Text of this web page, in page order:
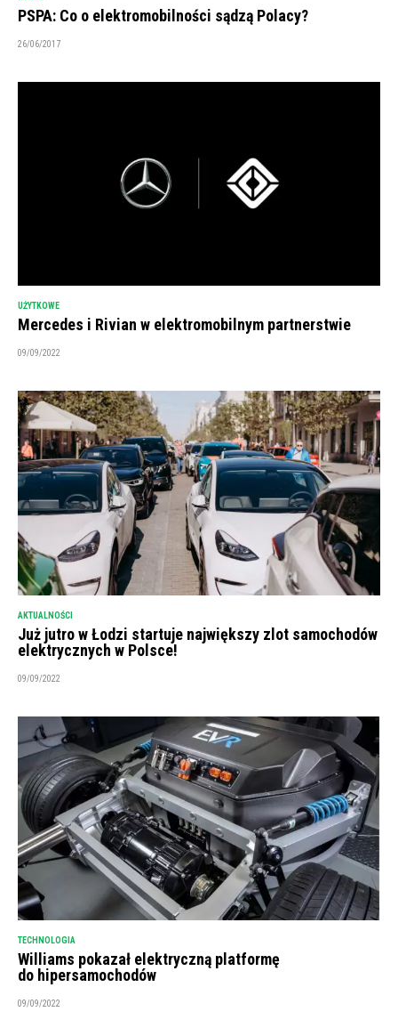
PSPA: Co o elektromobilności sądzą Polacy?
26/06/2017
UŻYTKOWE
Mercedes i Rivian w elektromobilnym partnerstwie
09/09/2022
AKTUALNOŚCI
Już jutro w Łodzi startuje największy zlot samochodów
elektrycznych w Polsce!
09/09/2022
TECHNOLOGIA
Williams pokazał elektryczną platformę
do hipersamochodów
09/09/2022